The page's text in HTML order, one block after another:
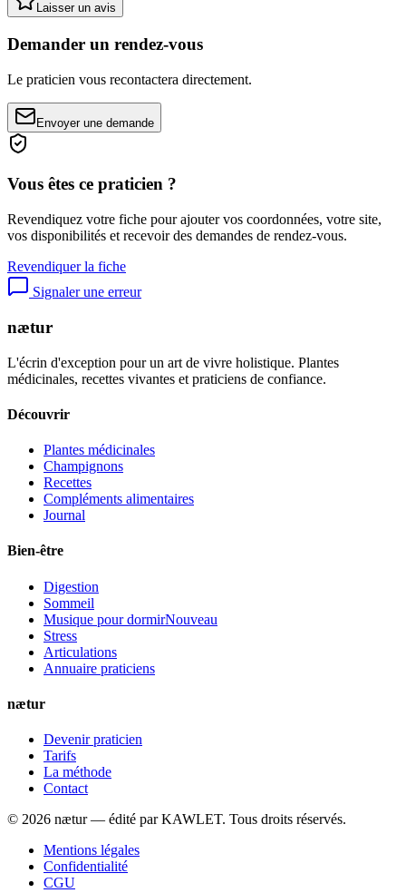
Laisser un avis
Demander un rendez-vous
Le praticien vous recontactera directement.
Envoyer une demande
Vous êtes ce praticien ?
Revendiquez votre fiche pour ajouter vos coordonnées, votre site,
vos disponibilités et recevoir des demandes de rendez-vous.
Revendiquer la fiche
Signaler une erreur
nætur
L'écrin d'exception pour un art de vivre holistique. Plantes
médicinales, recettes vivantes et praticiens de confiance.
Découvrir
Plantes médicinales
Champignons
Recettes
Compléments alimentaires
Journal
Bien-être
Digestion
Sommeil
Musique pour dormirNouveau
Stress
Articulations
Annuaire praticiens
nætur
Devenir praticien
Tarifs
La méthode
Contact
© 2026 nætur — édité par KAWLET. Tous droits réservés.
Mentions légales
Confidentialité
CGU